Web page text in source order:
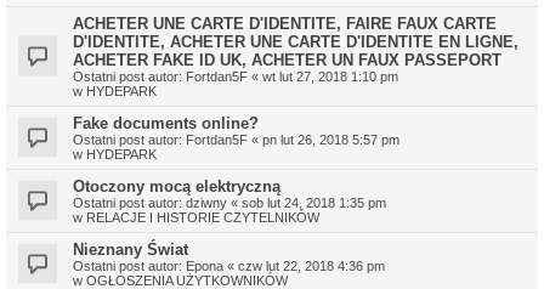
ACHETER UNE CARTE D'IDENTITE, FAIRE FAUX CARTE
D'IDENTITE, ACHETER UNE CARTE D'IDENTITE EN LIGNE,
ACHETER FAKE ID UK, ACHETER UN FAUX PASSEPORT
Ostatni post autor: Fortdan5F « wt lut 27, 2018 1:10 pm
w HYDEPARK
Fake documents online?
Ostatni post autor: Fortdan5F « pn lut 26, 2018 5:57 pm
w HYDEPARK
Otoczony mocą elektryczną
Ostatni post autor: dziwny « sob lut 24, 2018 1:35 pm
w RELACJE I HISTORIE CZYTELNIKÓW
Nieznany Świat
Ostatni post autor: Epona « czw lut 22, 2018 4:36 pm
w OGŁOSZENIA UŻYTKOWNIKÓW